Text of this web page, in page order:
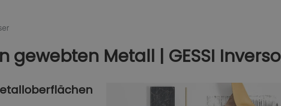
gewebten Metall | GESSI Inverso